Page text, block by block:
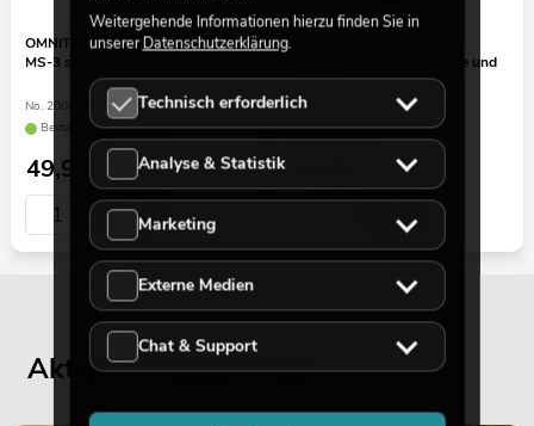
OMNITRONIC Set Mikrofonstativ
MS-3 schwarz + Tasche
No. 20000792
Bestand reicht ca. 12 Wo.
49,90 €
OMNITRONIC MSP-1
Mikrofonständer mit Spinne und
Popfilter
No. 60006024
Bestand reicht ca. 12 Wo.
Aktuelle Blogbeiträge
Weitergehende Informationen hierzu finden Sie in
unsererDatenschutzerklärung.
Technisch erforderlich
Analyse & Statistik
Marketing
Externe Medien
Chat & Support